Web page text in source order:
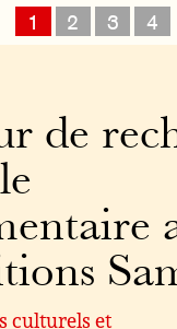
1 2 3 4
de
culturels et